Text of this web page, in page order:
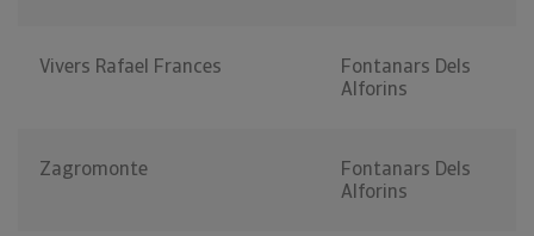
Vivers Rafael Frances
Fontanars Dels
Alforins
Zagromonte
Fontanars Dels
Alforins